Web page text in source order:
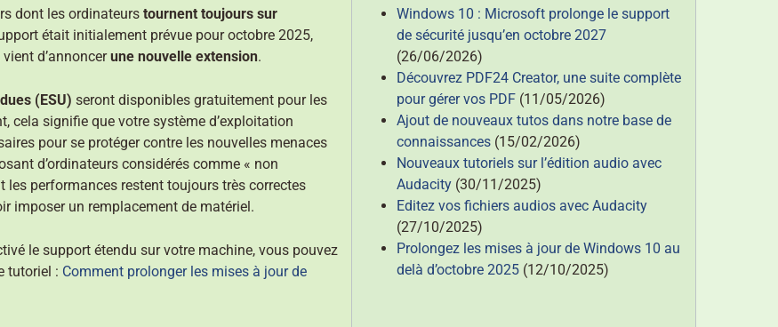
dont les ordinateurs tournent toujours sur
était initialement prévue pour octobre 2025,
d’annoncerune nouvelle extension.
(ESU) seront disponibles gratuitement pour les
cela signifie que votre système d’exploitation
pour se protéger contre les nouvelles menaces
d’ordinateurs considérés comme « non
performances restent toujours très correctes
imposer un remplacement de matériel.
le support étendu sur votre machine, vous pouvez
tutoriel : Comment prolonger les mises à jour de
Windows 10 : Microsoft prolonge le support
de sécurité jusqu’en octobre 2027
(26/06/2026)
Découvrez PDF24 Creator, une suite complète
pour gérer vos PDF (11/05/2026)
Ajout de nouveaux tutos dans notre base de
connaissances (15/02/2026)
Nouveaux tutoriels sur l’édition audio avec
Audacity (30/11/2025)
Editez vos fichiers audios avec Audacity
(27/10/2025)
Prolongez les mises à jour de Windows 10 au
delà d’octobre 2025 (12/10/2025)